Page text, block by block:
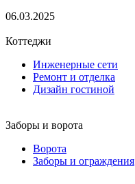
06.03.2025
Коттеджи
Инженерные сети
Ремонт и отделка
Дизайн гостиной
Заборы и ворота
Ворота
Заборы и ограждения